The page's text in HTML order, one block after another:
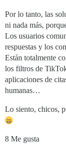
Por lo tanto, las
ni nada más,
Los usuarios
respuestas y los
Están totalmente
los filtros de
aplicaciones de
humanas…
Lo siento, chicos,
8 Me gusta